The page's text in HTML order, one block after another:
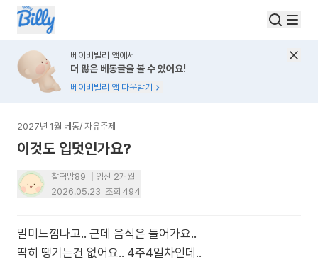
베이비빌리 앱에서
더 많은 베동글을 볼 수 있어요!
베이비빌리 앱 다운받기
2027년 1월 베동/ 자유주제
이것도 입덧인가요?
찰떡맘89_
임신 2개월
2026.05.23 조회 494
멀미느낌나고.. 근데 음식은 들어가요..
딱히 땡기는건 없어요.. 4주4일차인데..